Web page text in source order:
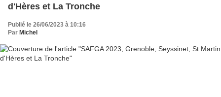
d'Hères et La Tronche
Publié le 26/06/2023 à 10:16
Par Michel